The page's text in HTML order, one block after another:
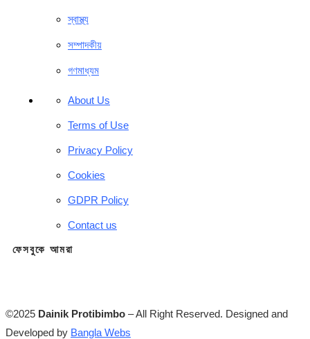
স্বাস্থ্য
সম্পাদকীয়
গণমাধ্যম
About Us
Terms of Use
Privacy Policy
Cookies
GDPR Policy
Contact us
ফেসবুকে আমরা
©2025 Dainik Protibimbo – All Right Reserved. Designed and
Developed by Bangla Webs